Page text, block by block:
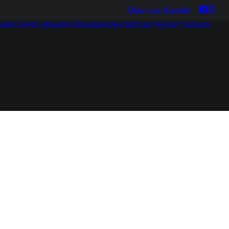
Über uns Kontakt
Events Aktuelles Bonusbierchen Bottcast H(e)art Cartoons